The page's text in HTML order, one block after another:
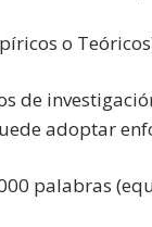
o
de
adoptar
palabras